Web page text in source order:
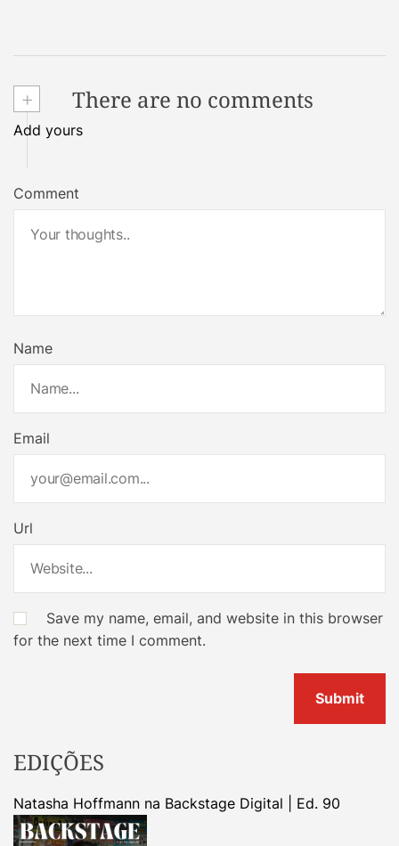
+ There are no comments
Add yours
Comment
Name
Email
Url
Save my name, email, and website in this browser
for the next time I comment.
EDIÇÕES
Natasha Hoffmann na Backstage Digital | Ed. 90